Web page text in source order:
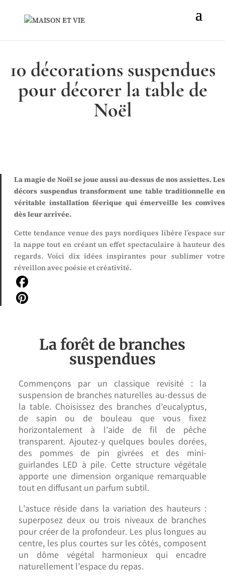
10 décorations suspendues
pour décorer la table de
Noël
La magie de Noël se joue aussi au-dessus de nos assiettes. Les
décors suspendus transforment une table traditionnelle en
véritable installation féerique qui émerveille les convives
dès leur arrivée.
Cette tendance venue des pays nordiques libère l’espace sur
la nappe tout en créant un effet spectaculaire à hauteur des
regards. Voici dix idées inspirantes pour sublimer votre
réveillon avec poésie et créativité.
Facebook
La forêt de branches
suspendues
Commençons par un classique revisité : la
suspension de branches naturelles au-dessus de
la table. Choisissez des branches d’eucalyptus,
de sapin ou de bouleau que vous fixez
horizontalement à l’aide de fil de pêche
transparent. Ajoutez-y quelques boules dorées,
des pommes de pin givrées et des mini-
guirlandes LED à pile. Cette structure végétale
apporte une dimension organique remarquable
tout en diffusant un parfum subtil.
L’astuce réside dans la variation des hauteurs :
superposez deux ou trois niveaux de branches
pour créer de la profondeur. Les plus longues au
centre, les plus courtes sur les côtés, composent
un dôme végétal harmonieux qui encadre
naturellement l’espace du repas.